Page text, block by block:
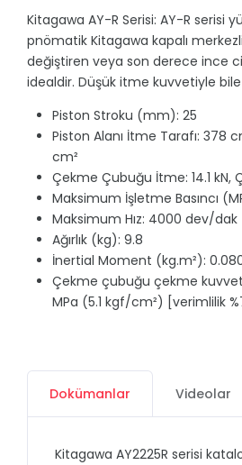
Kitagawa AY-R Serisi: AY-R serisi
pnömatik Kitagawa kapalı
değiştiren veya son derece ince
idealdir. Düşük itme kuvvetiyle
Piston Stroku (mm): 25
Piston Alanı İtme Tarafı: 378
cm²
Çekme Çubuğu İtme: 14.1 kN,
Maksimum İşletme Basıncı
Maksimum Hız: 4000 dev/dak
Ağırlık (kg): 9.8
İnertial Moment (kg.m²):
Çekme çubuğu çekme
MPa (5.1 kgf/cm²) [verimlilik
Dokümanlar Videolar
Kitagawa AY2225R serisi